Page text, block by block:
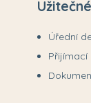
Úřední
Přijímací